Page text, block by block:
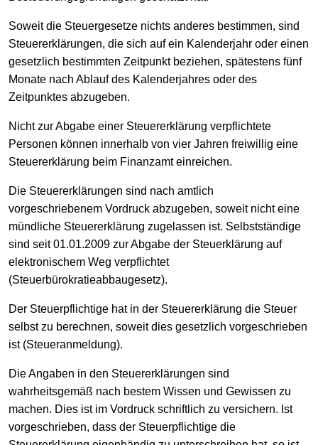
Soweit die Steuergesetze nichts anderes bestimmen, sind
Steuererklärungen, die sich auf ein Kalenderjahr oder einen
gesetzlich bestimmten Zeitpunkt beziehen, spätestens fünf
Monate nach Ablauf des Kalenderjahres oder des
Zeitpunktes abzugeben.
Nicht zur Abgabe einer Steuererklärung verpflichtete
Personen können innerhalb von vier Jahren freiwillig eine
Steuererklärung beim Finanzamt einreichen.
Die Steuererklärungen sind nach amtlich
vorgeschriebenem Vordruck abzugeben, soweit nicht eine
mündliche Steuererklärung zugelassen ist. Selbstständige
sind seit 01.01.2009 zur Abgabe der Steuerklärung auf
elektronischem Weg verpflichtet
(Steuerbürokratieabbaugesetz).
Der Steuerpflichtige hat in der Steuererklärung die Steuer
selbst zu berechnen, soweit dies gesetzlich vorgeschrieben
ist (Steueranmeldung).
Die Angaben in den Steuererklärungen sind
wahrheitsgemäß nach bestem Wissen und Gewissen zu
machen. Dies ist im Vordruck schriftlich zu versichern. Ist
vorgeschrieben, dass der Steuerpflichtige die